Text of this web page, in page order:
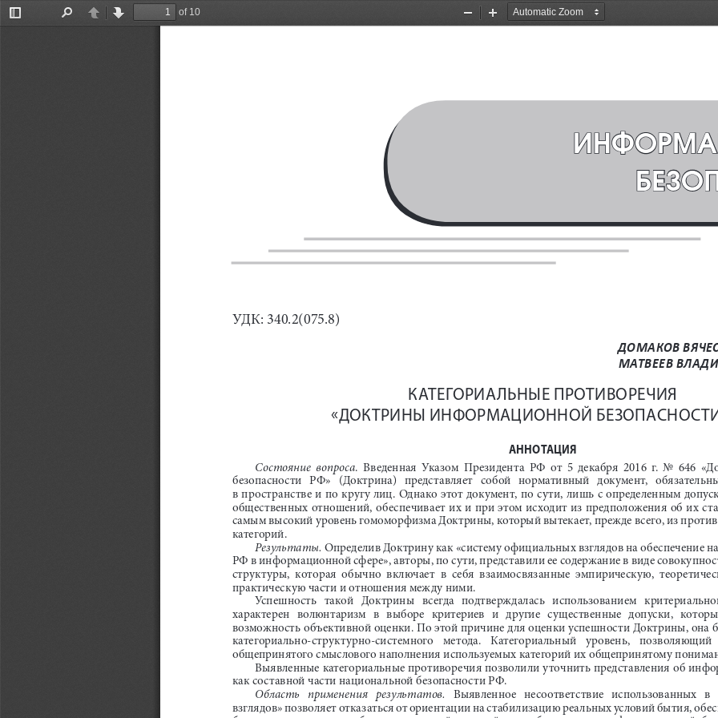
Toggle
PreviousNext
of 10
Zoom
Zoom
УДК: 340.2(075.8)
ДОМАКОВ
МАТВЕЕВ
КАТЕГОРИАЛЬНЫЕ ПРОТИВОРЕЧИЯ
«ДОКТРИНЫ ИНФОРМАЦИОННОЙ
АННОТАЦИЯ
Состояние  вопроса .  Введенная  Указом  Президента  РФ  от  5  декабря  2016  г.  No  646
безопасности   РФ»   (Доктрина)   представляет   собой   нормативный   документ,
в пространстве и по кругу лиц. Однако этот документ, по сути, лишь с определенным
общественных отношений, обеспечивает их и при этом исходит из предположения об их
самым высокий уровень гомоморфизма Доктрины, который вытекает, прежде всего, из
категорий.
Результаты. Определив Доктрину как «систему официальных взглядов на обеспечение
РФ в информационной сфере», авторы, по сути, представили ее содержание в виде
структуры,  которая  обычно  включает  в  себя  взаимосвязанные  эмпирическую,
практическую части и отношения между ними.
Успешность   такой   Доктрины   всегда   подтверждалась   использованием
характерен   волюнтаризм   в   выборе   критериев   и   другие   существенные   допуски,
возможность объективной оценки. По этой причине для оценки успешности Доктрины, она
категориально-структурно-системного   метода.   Категориальный   уровень,   позволяющий
общепринятого смыслового наполнения используемых категорий их общепринятому
Выявленные категориальные противоречия позволили уточнить представления об
как составной части национальной безопасности РФ.
Область   применения   результатов.
Выявленное   несоответствие   использованных
взглядов» позволяет отказаться от ориентации на стабилизацию реальных условий бытия,